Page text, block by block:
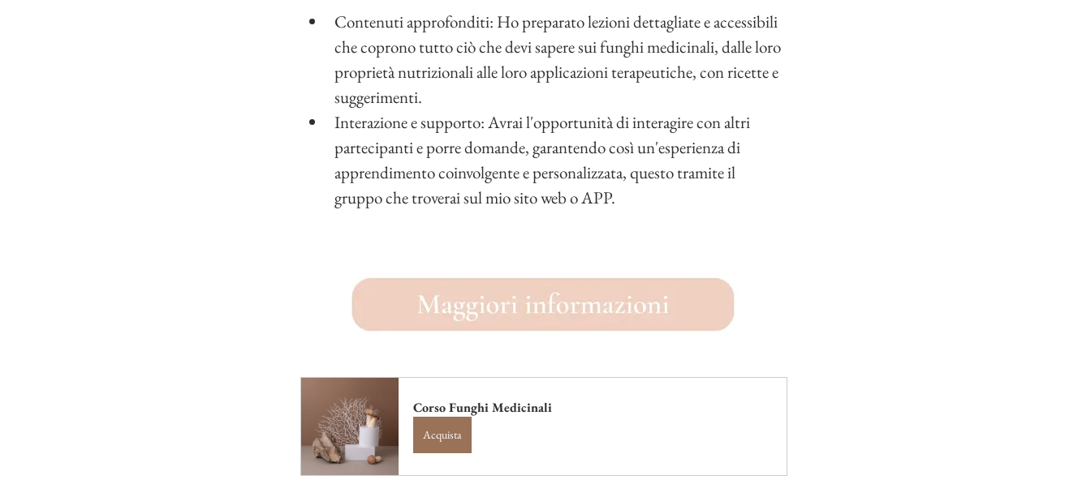
Contenuti approfonditi: Ho preparato lezioni dettagliate e accessibili
che coprono tutto ciò che devi sapere sui funghi medicinali, dalle loro
proprietà nutrizionali alle loro applicazioni terapeutiche, con ricette e
suggerimenti.
Interazione e supporto: Avrai l'opportunità di interagire con altri
partecipanti e porre domande, garantendo così un'esperienza di
apprendimento coinvolgente e personalizzata, questo tramite il
gruppo che troverai sul mio sito web o APP.
Corso Funghi Medicinali
Acquista